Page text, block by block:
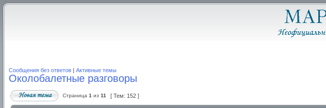
Сообщения без ответов | Активные темы
Околобалетные разговоры
Страница 1 из 11 [ Тем: 152 ]